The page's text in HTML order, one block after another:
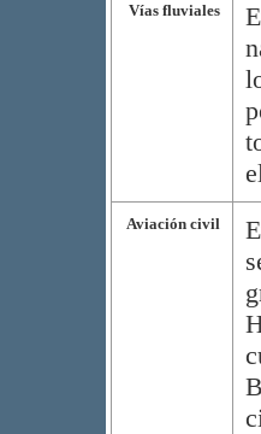
Vías fluviales
Aviación civil